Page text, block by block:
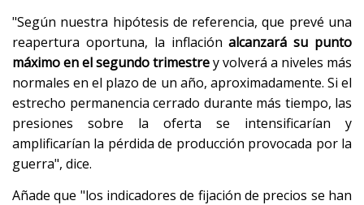
"Según nuestra hipótesis de referencia, que prevé una
reapertura oportuna, la inflaciónalcanzará su punto
máximo en el segundo trimestrey volverá a niveles más
normales en el plazo de un año, aproximadamente. Si el
estrecho permanencia cerrado durante más tiempo, las
presiones sobre la oferta se intensificarían y
amplificarían la pérdida de producción provocada por la
guerra", dice.
Añade que "los indicadores de fijación de precios se han